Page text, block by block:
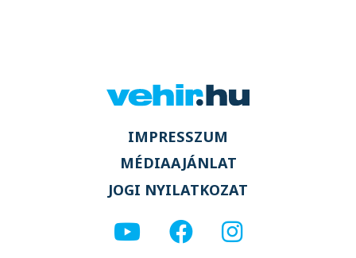
IMPRESSZUM
MÉDIAAJÁNLAT
JOGI NYILATKOZAT